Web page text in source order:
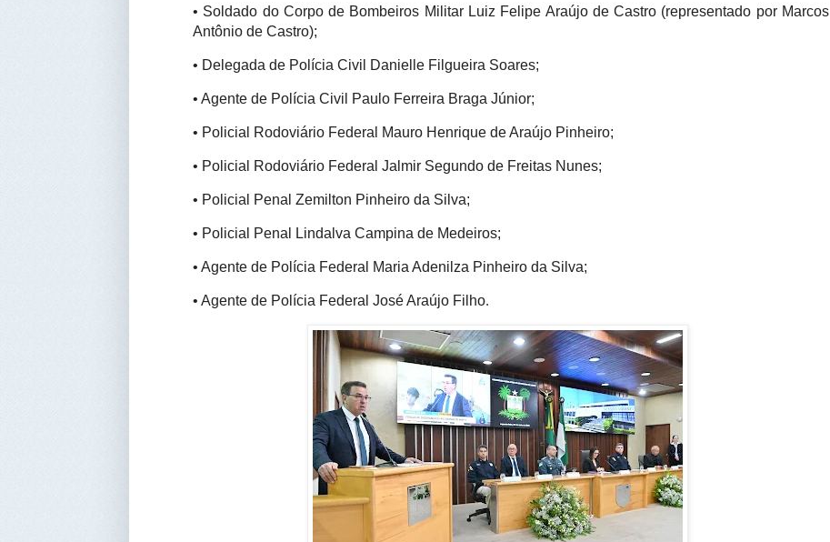
• Soldado do Corpo de Bombeiros Militar Luiz Felipe Araújo de Castro (representado por Marcos
Antônio de Castro);
• Delegada de Polícia Civil Danielle Filgueira Soares;
• Agente de Polícia Civil Paulo Ferreira Braga Júnior;
• Policial Rodoviário Federal Mauro Henrique de Araújo Pinheiro;
• Policial Rodoviário Federal Jalmir Segundo de Freitas Nunes;
• Policial Penal Zemilton Pinheiro da Silva;
• Policial Penal Lindalva Campina de Medeiros;
• Agente de Polícia Federal Maria Adenilza Pinheiro da Silva;
• Agente de Polícia Federal José Araújo Filho.